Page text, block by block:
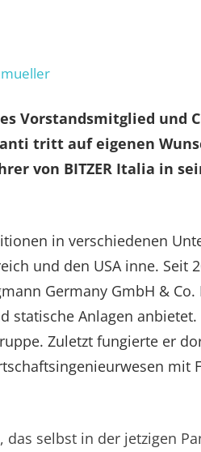
Vorstandsmitglied und
tritt auf eigenen
von BITZER Italia in
in verschiedenen
und den USA inne. Seit
Germany GmbH & Co.
statische Anlagen
Zuletzt fungierte er
mit
das selbst in der jetzigen